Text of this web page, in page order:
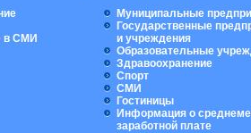
в СМИ
Муниципальные
Государственные
и учреждения
Образовательные
Здравоохранение
Спорт
СМИ
Гостиницы
Информация о
заработной плате